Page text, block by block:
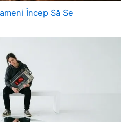
Încep Să Se